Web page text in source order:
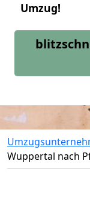
Umzug!
Wuppertal nach